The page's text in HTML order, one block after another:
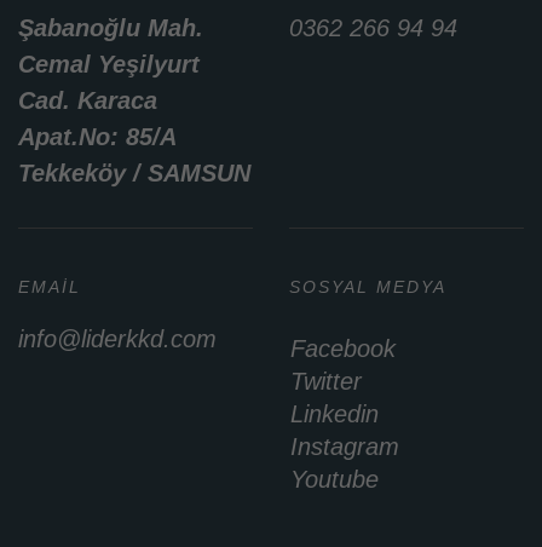
Şabanoğlu Mah.
Cemal Yeşilyurt
Cad. Karaca
Apat.No: 85/A
Tekkeköy / SAMSUN
0362 266 94 94
EMAIL
info@liderkkd.com
SOSYAL MEDYA
Facebook
Twitter
Linkedin
Instagram
Youtube